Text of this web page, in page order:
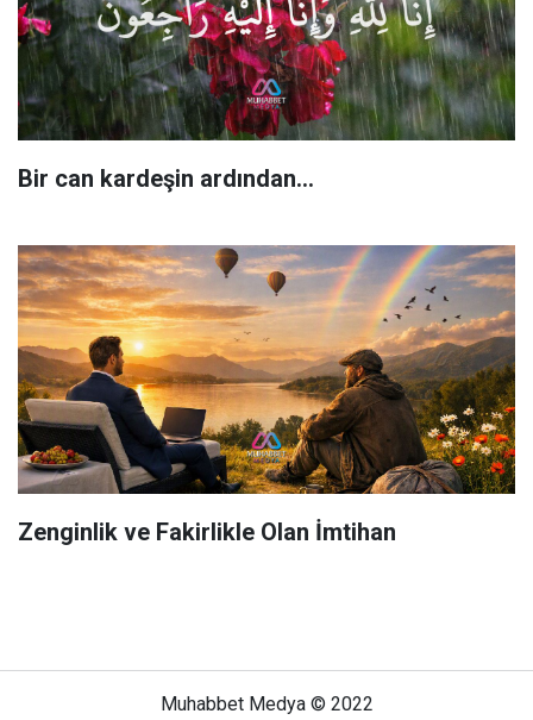
Bir can kardeşin ardından…
Zenginlik ve Fakirlikle Olan İmtihan
Muhabbet Medya © 2022